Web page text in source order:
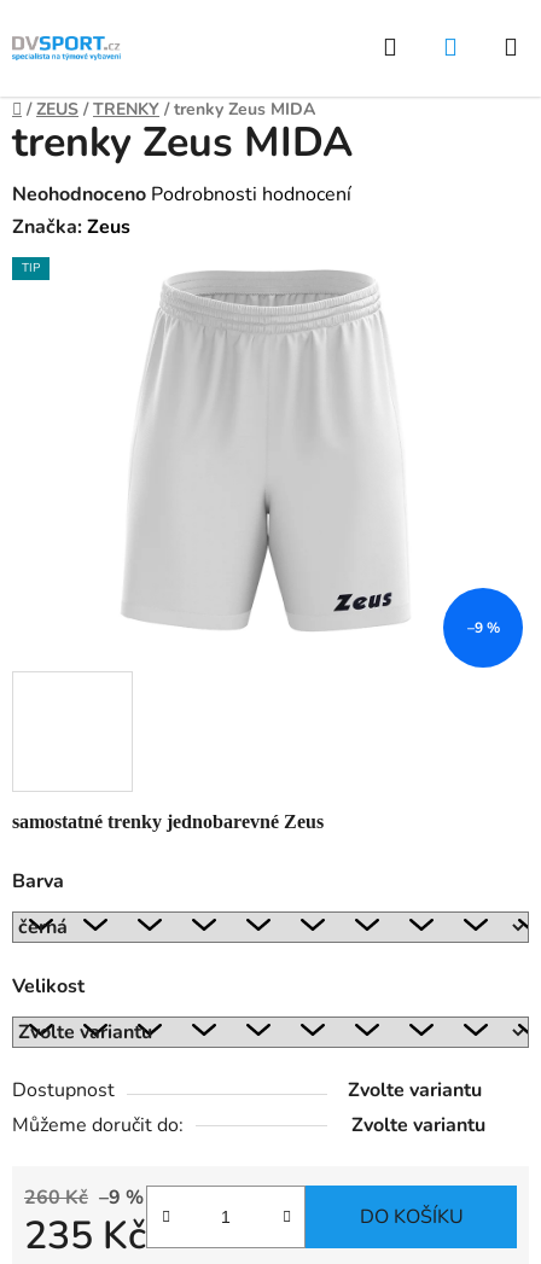
Přejít
na
Hledat
Domů
/ ZEUS / TRENKY / trenky Zeus MIDA
samostatné trenky jednobarevné Zeus
Barva
Velikost
Dostupnost
Zvolte variantu
Můžeme doručit do:
Zvolte variantu
260 Kč –9 %
235 Kč DO KOŠÍKU
trenky Zeus MIDA
Průměrné
hodnocení
produktu
Neohodnoceno Podrobnosti hodnocení
Značka:Zeus
TIP
–9 %